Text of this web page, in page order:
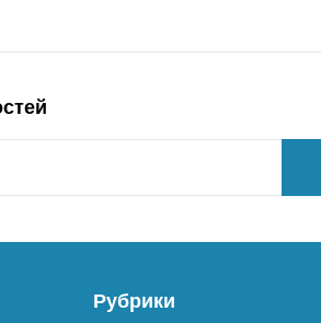
Рубрики